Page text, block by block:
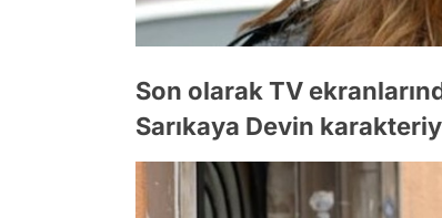
Son olarak TV
Sarıkaya Devin